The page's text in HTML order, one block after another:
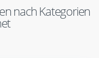
nach Kategorien